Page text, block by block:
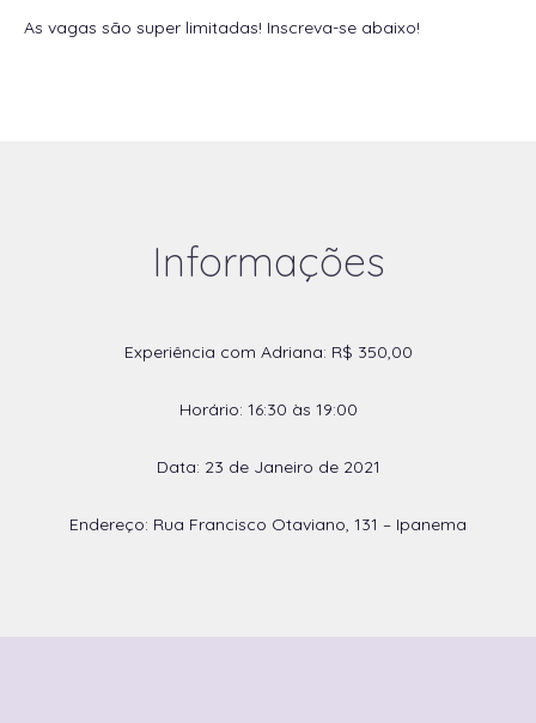
As vagas são super limitadas! Inscreva-se abaixo!
Informações
Experiência com Adriana: R$ 350,00
Horário: 16:30 às 19:00
Data: 23 de Janeiro de 2021
Endereço: Rua Francisco Otaviano, 131 – Ipanema